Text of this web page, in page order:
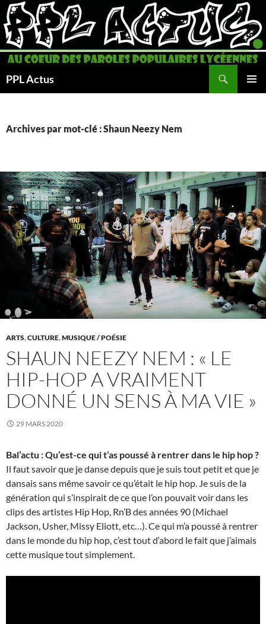
Aller
au
contenu
PPL Actus
Archives par mot-clé : Shaun Neezy Nem
ARTS,CULTURE,MUSIQUE / POÉSIE
SHAUN NEEZY NEM : « LE
HIP-HOP A VRAIMENT
DONNÉ UN SENS À MA VIE »
29 MARS 2020
Bal’actu : Qu’est-ce qui t’as poussé à rentrer dans le hip hop ?
Il faut savoir que je danse depuis que je suis tout petit et que je
dansais sans même savoir ce qu’était le hip hop. Je suis de la
génération qui s’inspirait de ce que l’on pouvait voir dans les
clips des artistes Hip Hop, Rn’B des années 90 (Michael
Jackson, Usher, Missy Eliott, etc…). Ce qui m’a poussé à rentrer
dans le monde du hip hop, c’est tout d‘abord le fait que j’aimais
cette musique tout simplement.